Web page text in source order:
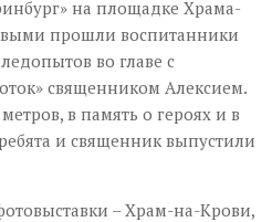
на площадке Храма-
прошли воспитанники
во главе с
священником Алексием.
в память о героях и в
и священник выпустили
– Храм-на-Крови,